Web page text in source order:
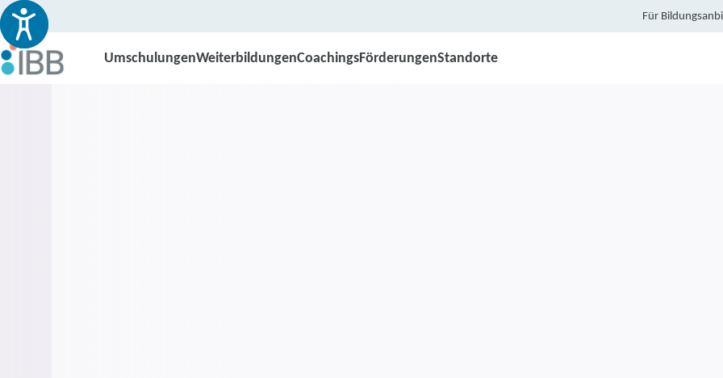
Für
UmschulungenWeiterbildungenCoachingsFörderungenStandorte